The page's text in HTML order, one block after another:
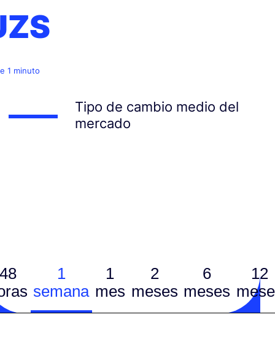
1 minuto
Tipo de cambio medio del
mercado
1
semana
1
mes
2
meses
6
meses
12